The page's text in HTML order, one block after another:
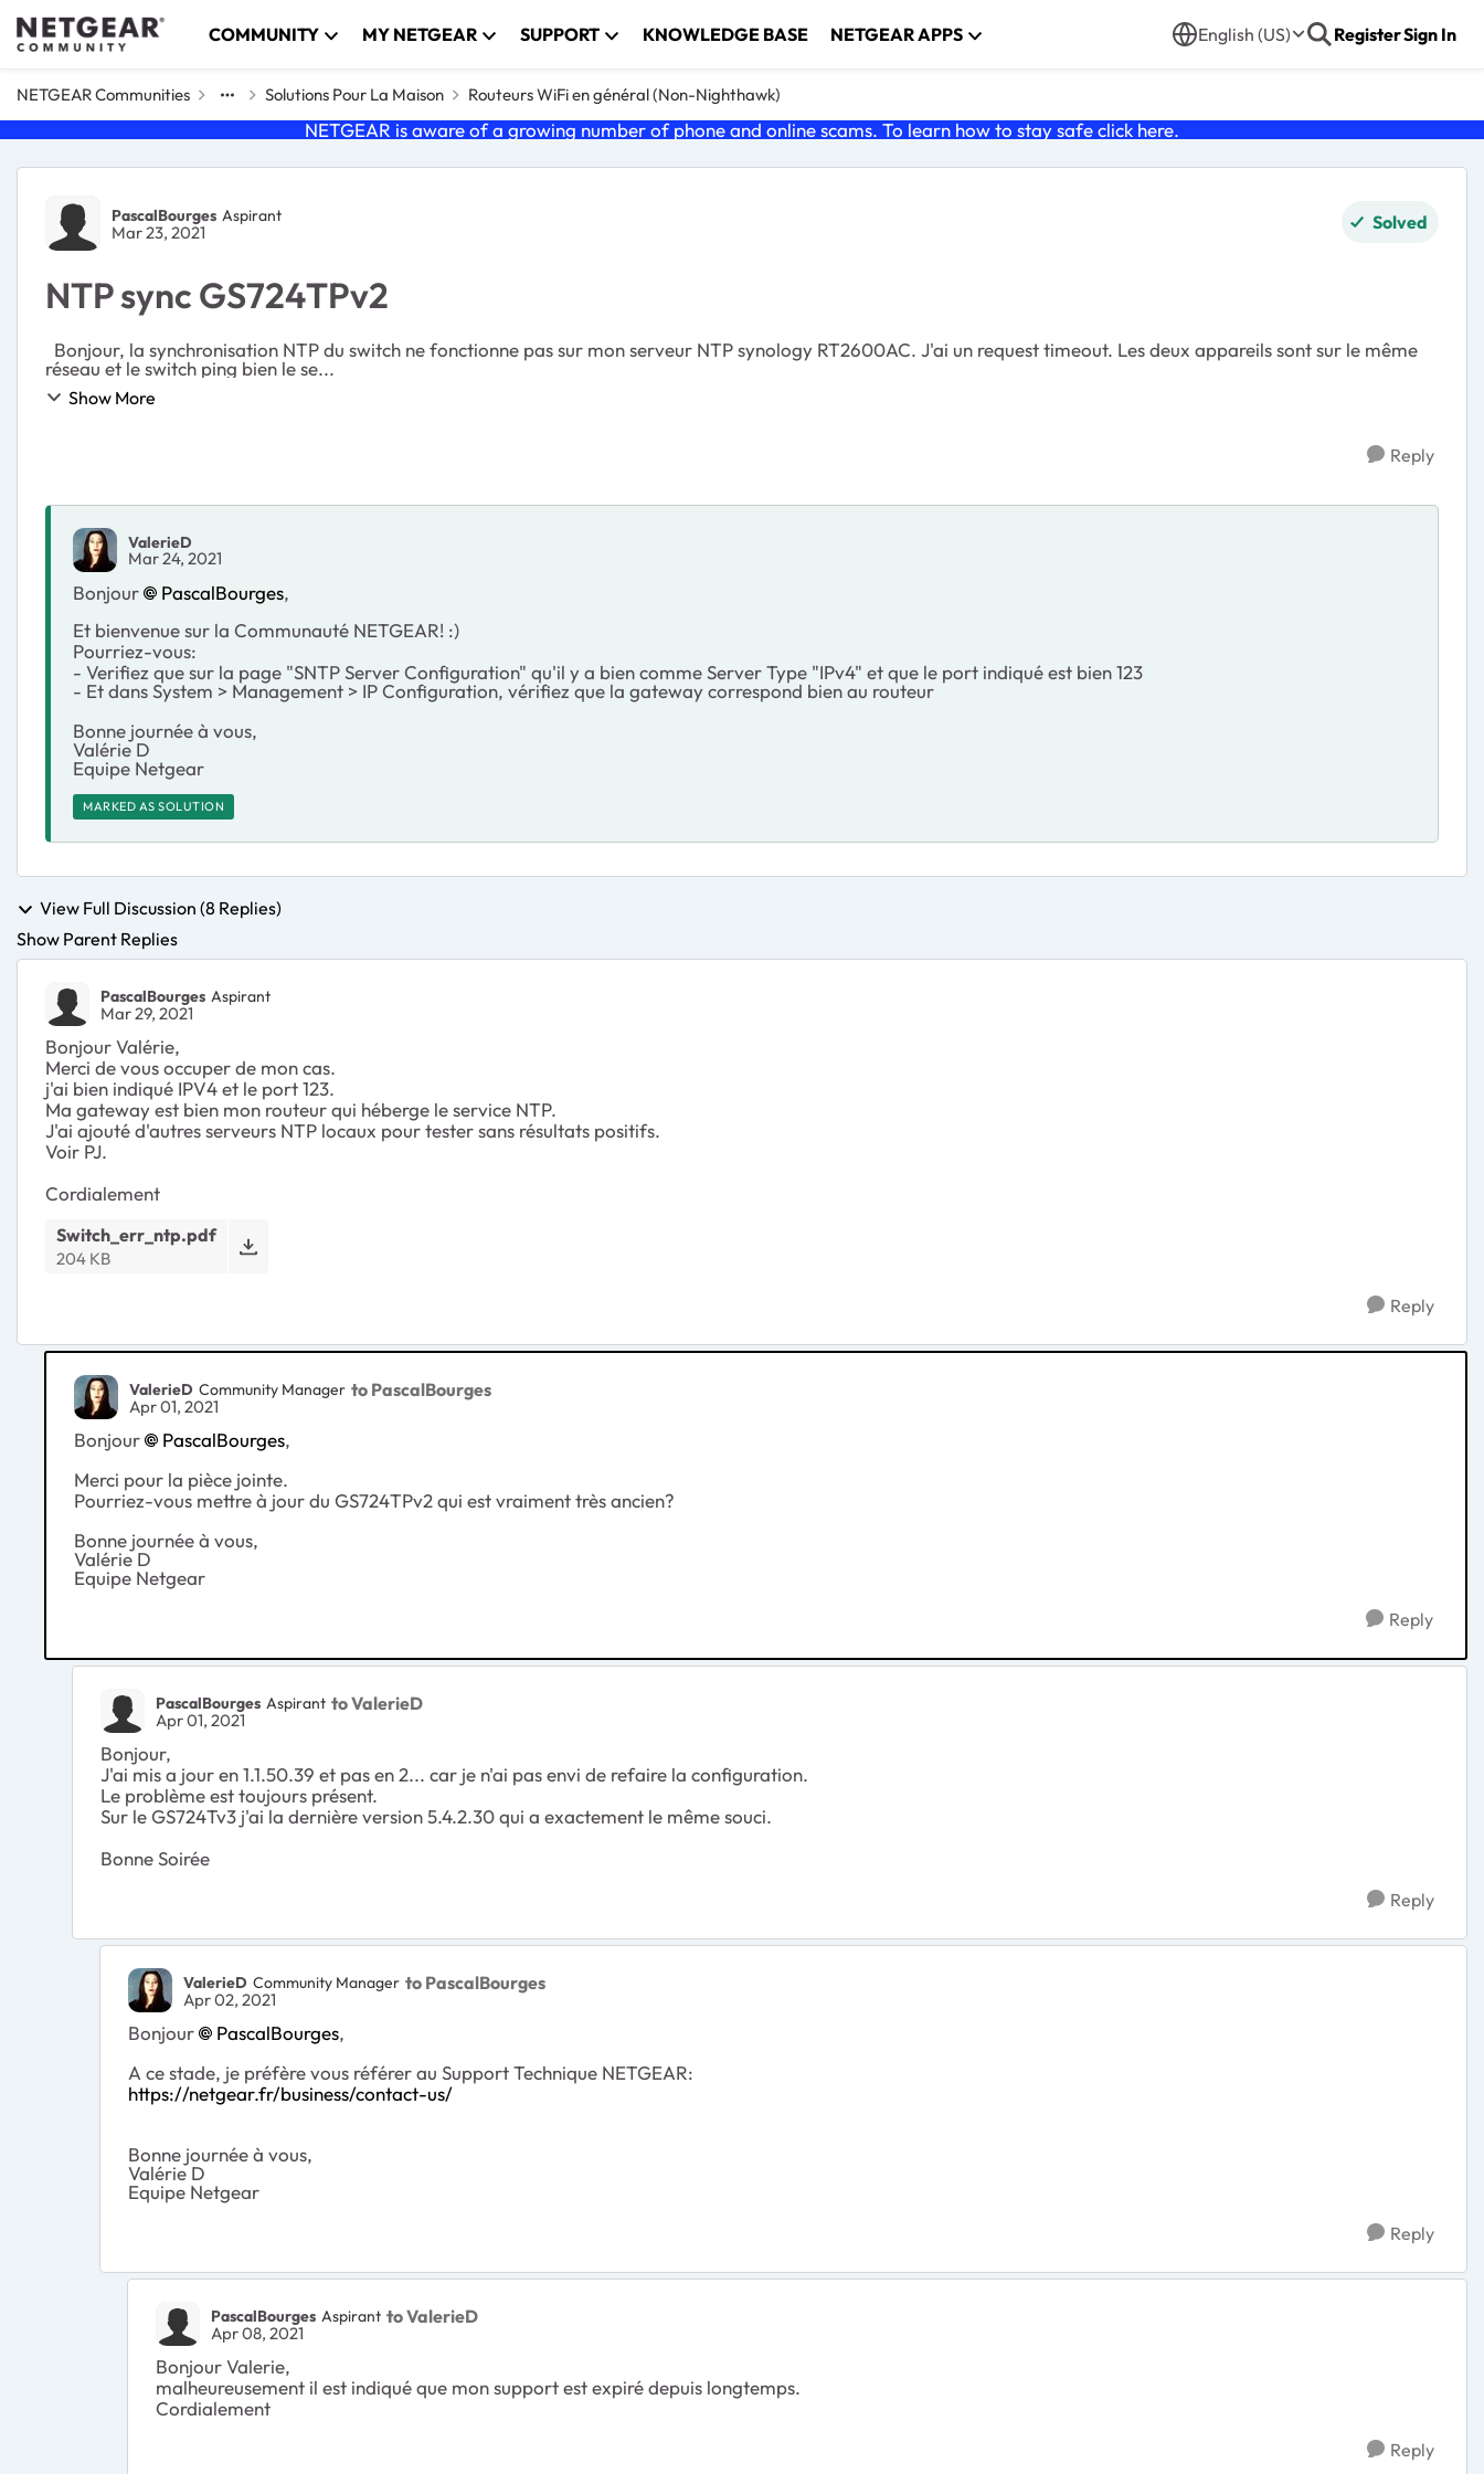
Skip to content COMMUNITY MY NETGEAR SUPPORT KNOWLEDGE BASE NETGEAR APPS English (US) RegisterSign In
NETGEAR Communities Solutions Pour La Maison Routeurs WiFi en général (Non-Nighthawk)
NETGEAR is aware of a growing number of phone and online scams. To learn how to stay safe click here.
Forum Discussion
PascalBourges Aspirant
Mar 23, 2021 Solved
NTP sync GS724TPv2
réseau et le switch ping bien le se...
Show More
Reply
ValerieD
Mar 24, 2021
Bonjour PascalBourges,
Et bienvenue sur la Communauté NETGEAR! :)
Pourriez-vous:
- Verifiez que sur la page "SNTP Server Configuration" qu'il y a bien comme Server Type "IPv4" et que le port indiqué est bien 123
- Et dans System > Management > IP Configuration, vérifiez que la gateway correspond bien au routeur
Bonne journée à vous,
Valérie D
Equipe Netgear
MARKED AS SOLUTION
View Full Discussion (8 Replies)
Show Parent Replies
PascalBourges Aspirant
Mar 29, 2021
Bonjour Valérie,
Merci de vous occuper de mon cas.
j'ai bien indiqué IPV4 et le port 123.
Ma gateway est bien mon routeur qui héberge le service NTP.
J'ai ajouté d'autres serveurs NTP locaux pour tester sans résultats positifs.
Voir PJ.
Cordialement
Switch_err_ntp.pdf
204 KB
Reply
ValerieD Community Manager to PascalBourges
Apr 01, 2021
Bonjour PascalBourges,
Merci pour la pièce jointe.
Pourriez-vous mettre à jour du GS724TPv2 qui est vraiment très ancien?
Bonne journée à vous,
Valérie D
Equipe Netgear
Reply
PascalBourges Aspirant to ValerieD
Apr 01, 2021
Bonjour,
J'ai mis a jour en 1.1.50.39 et pas en 2... car je n'ai pas envi de refaire la configuration.
Le problème est toujours présent.
Sur le GS724Tv3 j'ai la dernière version 5.4.2.30 qui a exactement le même souci.
Bonne Soirée
Reply
ValerieD Community Manager to PascalBourges
Apr 02, 2021
Bonjour PascalBourges,
A ce stade, je préfère vous référer au Support Technique NETGEAR:
https://netgear.fr/business/contact-us/
Bonne journée à vous,
Valérie D
Equipe Netgear
Reply
PascalBourges Aspirant to ValerieD
Apr 08, 2021
Bonjour Valerie,
malheureusement il est indiqué que mon support est expiré depuis longtemps.
Cordialement
Reply